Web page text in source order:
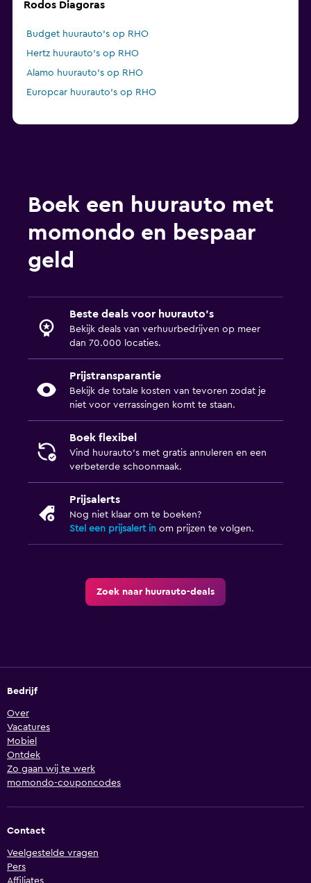
Rodos Diagoras
Budget huurauto's op RHO
Hertz huurauto's op RHO
Alamo huurauto's op RHO
Europcar huurauto's op RHO
Boek een huurauto met
momondo en bespaar
geld
Beste deals voor huurauto's
Bekijk deals van verhuurbedrijven op meer
dan 70.000 locaties.
Prijstransparantie
Bekijk de totale kosten van tevoren zodat je
niet voor verrassingen komt te staan.
Boek flexibel
Vind huurauto's met gratis annuleren en een
verbeterde schoonmaak.
Prijsalerts
Nog niet klaar om te boeken?
Stel een prijsalert in om prijzen te volgen.
Zoek naar huurauto-deals
Bedrijf
Over
Vacatures
Mobiel
Ontdek
Zo gaan wij te werk
momondo-couponcodes
Contact
Veelgestelde vragen
Pers